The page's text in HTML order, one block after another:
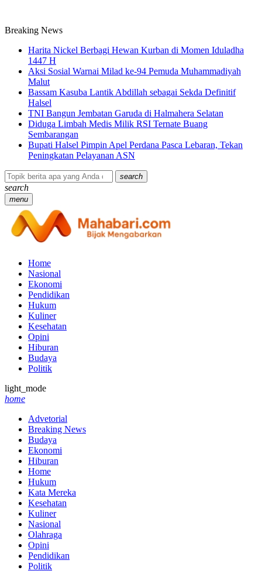
Breaking News
Harita Nickel Berbagi Hewan Kurban di Momen Iduladha
1447 H
Aksi Sosial Warnai Milad ke-94 Pemuda Muhammadiyah
Malut
Bassam Kasuba Lantik Abdillah sebagai Sekda Definitif
Halsel
TNI Bangun Jembatan Garuda di Halmahera Selatan
Diduga Limbah Medis Milik RSI Ternate Buang
Sembarangan
Bupati Halsel Pimpin Apel Perdana Pasca Lebaran, Tekan
Peningkatan Pelayanan ASN
search
search
menu
Home
Nasional
Ekonomi
Pendidikan
Hukum
Kuliner
Kesehatan
Opini
Hiburan
Budaya
Politik
light_mode
home
Advetorial
Breaking News
Budaya
Ekonomi
Hiburan
Home
Hukum
Kata Mereka
Kesehatan
Kuliner
Nasional
Olahraga
Opini
Pendidikan
Politik